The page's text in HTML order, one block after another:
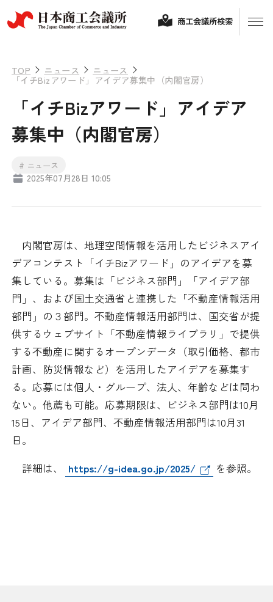
経営相談
保険・共済
検定試験
ビジネス交流
海外ビジネス・貿易証明
情報提供・広報
その他サービス
政策提言
調査・研究
日本商工会議所とは
組織概要
役員紹介
日商のあゆみ
委員会・専門委員会
商工会議所検索
TOP ニュース ニュース
「イチBizアワード」アイデア募集中（内閣官房）
「イチBizアワード」アイデア
募集中（内閣官房）
# ニュース
2025年07月28日 10:05
内閣官房は、地理空間情報を活用したビジネスアイ
デアコンテスト「イチBizアワード」のアイデアを募
集している。募集は「ビジネス部門」「アイデア部
門」、および国土交通省と連携した「不動産情報活用
部門」の３部門。不動産情報活用部門は、国交省が提
供するウェブサイト「不動産情報ライブラリ」で提供
する不動産に関するオープンデータ（取引価格、都市
計画、防災情報など）を活用したアイデアを募集す
る。応募には個人・グループ、法人、年齢などは問わ
ない。他薦も可能。応募期限は、ビジネス部門は10月
15日、アイデア部門、不動産情報活用部門は10月31
日。
詳細は、
https://g-idea.go.jp/2025/ を参照。